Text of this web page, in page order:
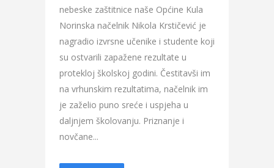
nebeske zaštitnice naše Općine Kula
Norinska načelnik Nikola Krstičević je
nagradio izvrsne učenike i studente koji
su ostvarili zapažene rezultate u
protekloj školskoj godini. Čestitavši im
na vrhunskim rezultatima, načelnik im
je zaželio puno sreće i uspjeha u
daljnjem školovanju. Priznanje i
novčane...